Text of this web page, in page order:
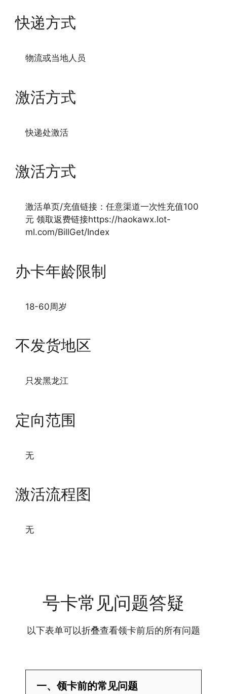
快递方式
物流或当地人员
激活方式
快递处激活
激活方式
激活单页/充值链接：任意渠道一次性充值100
元 领取返费链接https://haokawx.lot-
ml.com/BillGet/Index
办卡年龄限制
18-60周岁
不发货地区
只发黑龙江
定向范围
无
激活流程图
无
号卡常见问题答疑
以下表单可以折叠查看领卡前后的所有问题
一、领卡前的常见问题